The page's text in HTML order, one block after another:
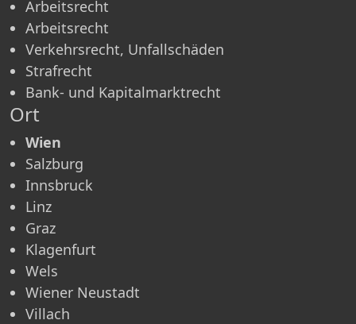
Arbeitsrecht
Arbeitsrecht
Verkehrsrecht, Unfallschäden
Strafrecht
Bank- und Kapitalmarktrecht
Ort
Wien
Salzburg
Innsbruck
Linz
Graz
Klagenfurt
Wels
Wiener Neustadt
Villach